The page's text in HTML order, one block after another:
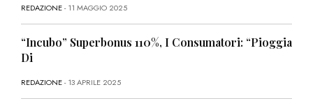
REDAZIONE- 11 MAGGIO 2025
“Incubo” Superbonus 110%, I Consumatori: “Pioggia
Di
REDAZIONE- 13 APRILE 2025